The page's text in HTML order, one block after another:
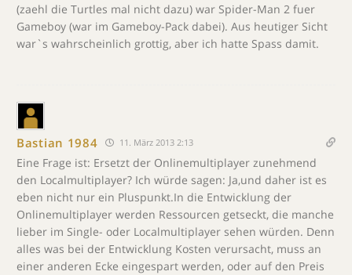
(zaehl die Turtles mal nicht dazu) war Spider-Man 2 fuer
Gameboy (war im Gameboy-Pack dabei). Aus heutiger Sicht
war`s wahrscheinlich grottig, aber ich hatte Spass damit.
Bastian 1984 11. März 2013 2:13
Eine Frage ist: Ersetzt der Onlinemultiplayer zunehmend
den Localmultiplayer? Ich würde sagen: Ja,und daher ist es
eben nicht nur ein Pluspunkt.In die Entwicklung der
Onlinemultiplayer werden Ressourcen getseckt, die manche
lieber im Single- oder Localmultiplayer sehen würden. Denn
alles was bei der Entwicklung Kosten verursacht, muss an
einer anderen Ecke eingespart werden, oder auf den Preis